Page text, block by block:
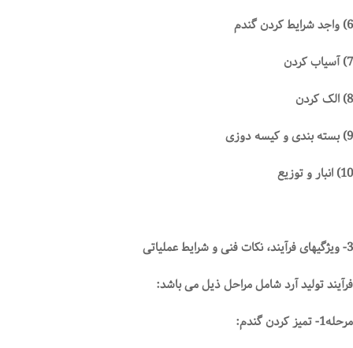
6) واجد شرایط کردن گندم
7) آسیاب کردن
8) الک کردن
9) بسته بندی و کیسه دوزی
10) انبار و توزیع
3- ویژگیهای فرآیند، نکات فنی و شرایط عملیاتی
فرآیند تولید آرد شامل مراحل ذیل می باشد:
مرحله1- تمیز کردن گندم: